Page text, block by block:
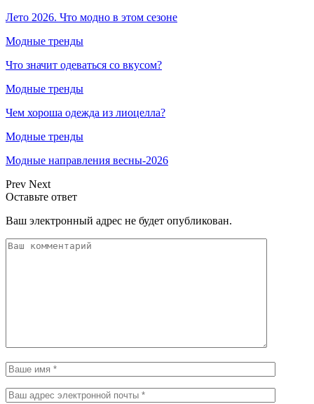
Лето 2026. Что модно в этом сезоне
Модные тренды
Что значит одеваться со вкусом?
Модные тренды
Чем хороша одежда из лиоцелла?
Модные тренды
Модные направления весны-2026
Prev Next
Оставьте ответ
Ваш электронный адрес не будет опубликован.